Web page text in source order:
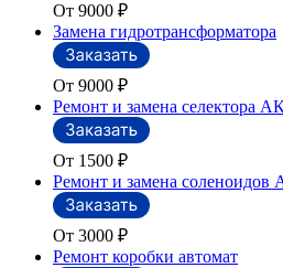
От 9000 ₽
Замена гидротрансформатора
От 9000 ₽
Ремонт и замена селектора
От 1500 ₽
Ремонт и замена
От 3000 ₽
Ремонт коробки автомат